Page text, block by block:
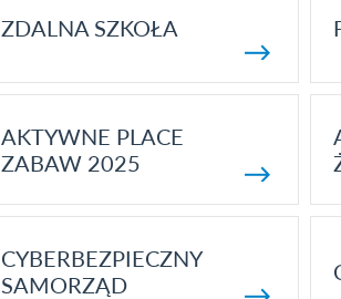
ZDALNA SZKOŁA
AKTYWNE PLACE
ZABAW 2025
CYBERBEZPIECZNY
SAMORZĄD